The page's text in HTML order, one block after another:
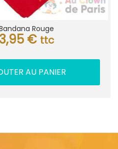
Rouge
3,95 € ttc
AU PANIER